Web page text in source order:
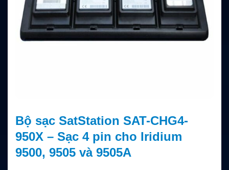
Bộ sạc SatStation SAT-CHG4-
950X – Sạc 4 pin cho Iridium
9500, 9505 và 9505A